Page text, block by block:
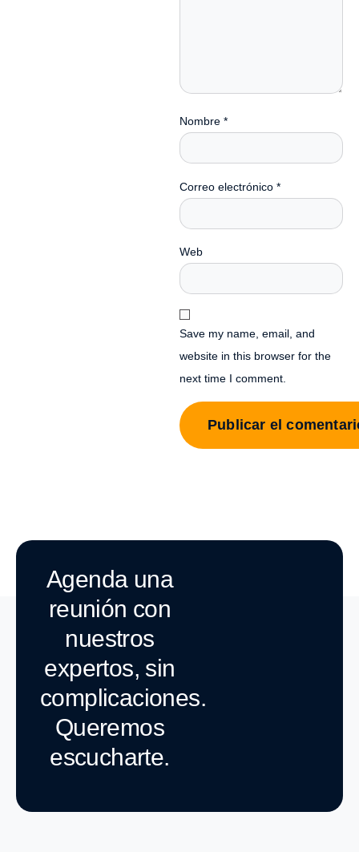
Nombre *
Correo electrónico *
Web
Save my name, email, and
website in this browser for the
next time I comment.
Agenda una
reunión con
nuestros
expertos, sin
complicaciones.
Queremos
escucharte.